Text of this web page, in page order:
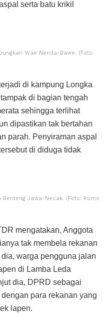
serta batu krikil
Wae Nenda-Bawe. (Foto:
di kampung Longka
di bagian tengah
sehingga terlihat
dipastikan tak bertahan
parah. Penyiraman aspal
di diduga tidak
Jawa-Necak. (Foto: Romo
mengatakan, Anggota
tak membela rekanan
warga pengguna jalan
di Lamba Leda
dia, DPRD sebagai
para rekanan yang
lapen.